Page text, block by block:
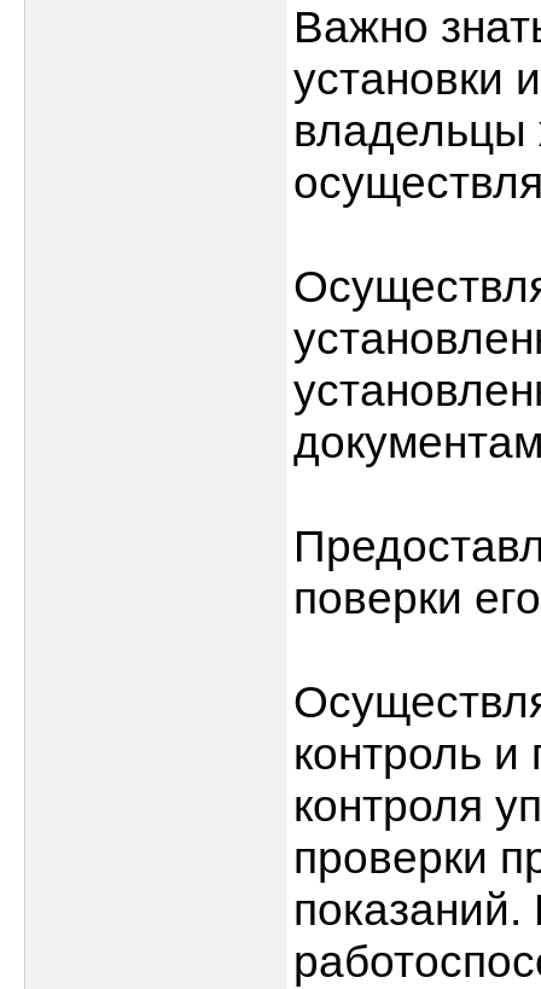
Важно
установки
владельцы
поверки
контроль и
контроля
проверки
показаний.